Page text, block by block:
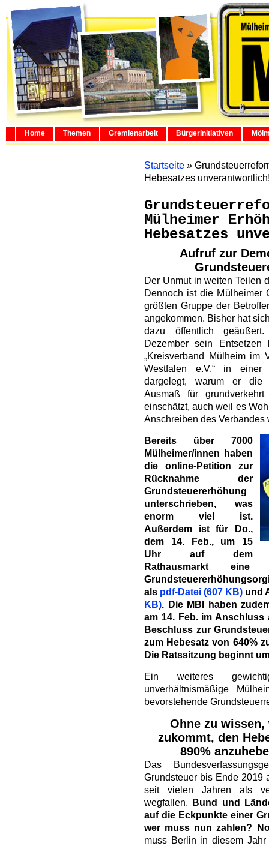
Home Themen Gremienarbeit Bürgerinitiativen
Startseite »
Hebesatzes
Mülheimer
Hebesatzes
Aufruf zur
Der Unmut in weiten Teilen
Dennoch ist die Mülheimer
größten Gruppe der
angekommen. Bisher hat
dazu öffentlich
Dezember sein
„Kreisverband Mülheim im
Westfalen e.V.“ in einer
dargelegt, warum er die
Ausmaß für
einschätzt, auch weil es
Anschreiben des Verbandes
Bereits über 7000
Mülheimer/innen haben
die online-Petition zur
Rücknahme der
Grundsteuererhöhung
unterschrieben, was
enorm viel ist.
Außerdem ist für Do.,
dem 14. Feb., um 15
Uhr auf dem
Rathausmarkt
Grundsteuererhöhungsorg
als pdf-Datei (607 KB) und
KB). Die MBI haben
am 14. Feb. im
Beschluss zur
zum Hebesatz von 640%
Die Ratssitzung beginnt
Ein weiteres
unverhältnismäßige
bevorstehende
Ohne zu
zukommt, den
890%
Das
Grundsteuer bis Ende 2019
seit vielen Jahren als
wegfallen.
Bund und
auf die Eckpunkte einer
wer muss nun zahlen?
muss Berlin in diesem